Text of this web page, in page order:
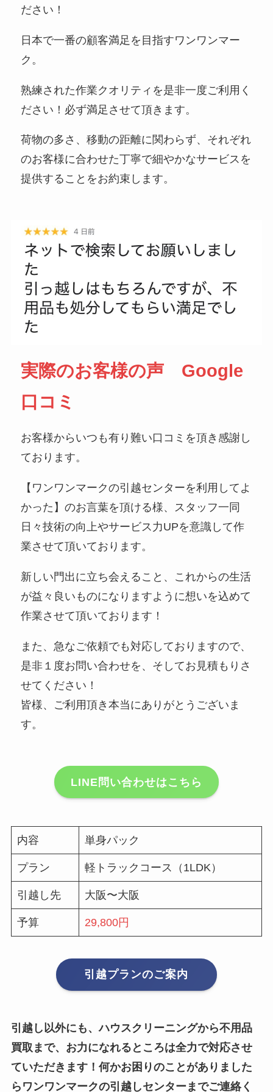
ださい！
日本で一番の顧客満足を目指すワンワンマー
ク。
熟練された作業クオリティを是非一度ご利用く
ださい！必ず満足させて頂きます。
荷物の多さ、移動の距離に関わらず、それぞれ
のお客様に合わせた丁寧で細やかなサービスを
提供することをお約束します。
実際のお客様の声 Google
口コミ
お客様からいつも有り難い口コミを頂き感謝し
ております。
【ワンワンマークの引越センターを利用してよ
かった】のお言葉を頂ける様、スタッフ一同
日々技術の向上やサービス力UPを意識して作
業させて頂いております。
新しい門出に立ち会えること、これからの生活
が益々良いものになりますように想いを込めて
作業させて頂いております！
また、急なご依頼でも対応しておりますので、
是非１度お問い合わせを、そしてお見積もりさ
せてください！
皆様、ご利用頂き本当にありがとうございま
す。
LINE問い合わせはこちら
内容 単身パック
プラン 軽トラックコース（1LDK）
引越し先 大阪〜大阪
予算 29,800円
引越プランのご案内
引越し以外にも、ハウスクリーニングから不用品
買取まで、お力になれるところは全力で対応させ
ていただきます！何かお困りのことがありました
らワンワンマークの引越しセンターまでご連絡く